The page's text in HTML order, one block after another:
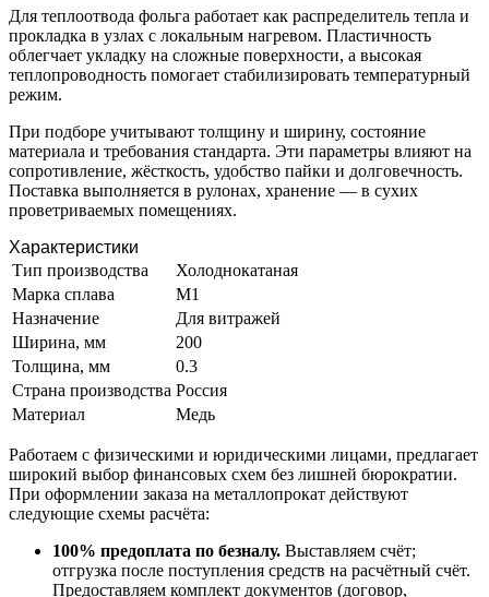
Для теплоотвода фольга работает как распределитель тепла и
прокладка в узлах с локальным нагревом. Пластичность
облегчает укладку на сложные поверхности, а высокая
теплопроводность помогает стабилизировать температурный
режим.
При подборе учитывают толщину и ширину, состояние
материала и требования стандарта. Эти параметры влияют на
сопротивление, жёсткость, удобство пайки и долговечность.
Поставка выполняется в рулонах, хранение — в сухих
проветриваемых помещениях.
Характеристики
Тип производства
Холоднокатаная
Марка сплава
М1
Назначение
Для витражей
Ширина, мм
200
Толщина, мм
0.3
Страна производства Россия
Материал
Медь
Работаем с физическими и юридическими лицами, предлагает
широкий выбор финансовых схем без лишней бюрократии.
При оформлении заказа на металлопрокат действуют
следующие схемы расчёта:
100% предоплата по безналу. Выставляем счёт;
отгрузка после поступления средств на расчётный счёт.
Предоставляем комплект документов (договор,